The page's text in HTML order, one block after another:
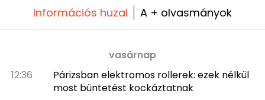
tudni ellenállni.
Információs huzal A + olvasmányok
vasárnap
12:36
Párizsban elektromos rollerek: ezek nélkül
most büntetést kockáztatnak